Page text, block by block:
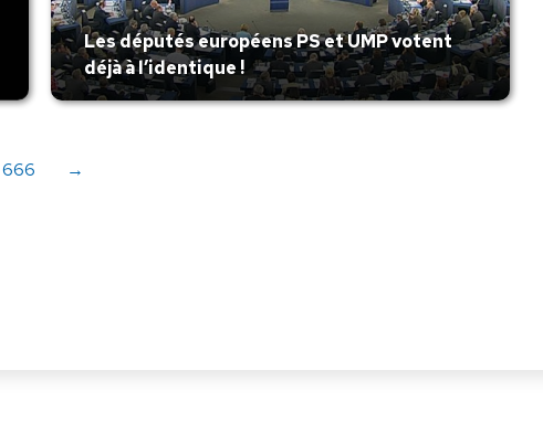
Les députés européens PS et UMP votent
déjà à l’identique !
666 →